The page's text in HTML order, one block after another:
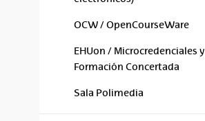
OCW / OpenCourseWare
EHUon / Microcredenciales y
Formación Concertada
Sala Polimedia